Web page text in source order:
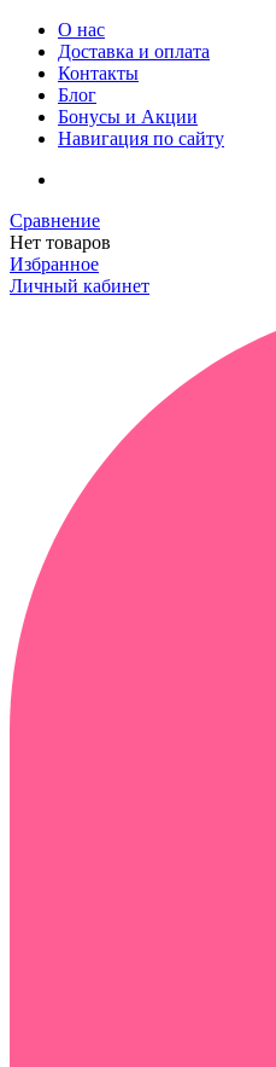
О нас
Доставка и оплата
Контакты
Блог
Бонусы и Акции
Навигация по сайту
Сравнение
Нет товаров
Избранное
Личный кабинет